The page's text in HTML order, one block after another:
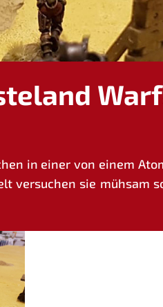
in einer von einem
ver­su­chen sie müh­sam